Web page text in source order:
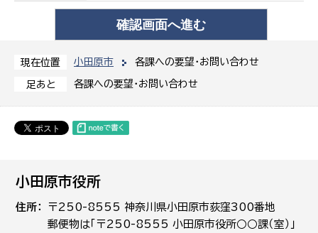
現在位置 小田原市 各課への要望・お問い合わせ
足あと 各課への要望・お問い合わせ
小田原市役所
住所
〒250-8555 神奈川県小田原市荻窪300番地
郵便物は「〒250-8555 小田原市役所○○課（室）」